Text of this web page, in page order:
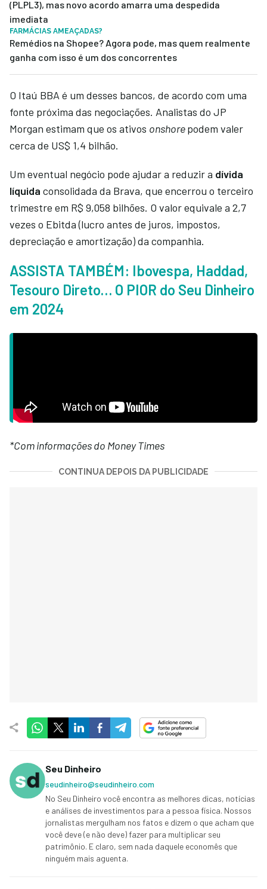
(PLPL3), mas novo acordo amarra uma despedida
imediata
FARMÁCIAS AMEAÇADAS?
Remédios na Shopee? Agora pode, mas quem realmente
ganha com isso é um dos concorrentes
O Itaú BBA é um desses bancos, de acordo com uma
fonte próxima das negociações. Analistas do JP
Morgan estimam que os ativos onshorepodem valer
cerca de US$ 1,4 bilhão.
Um eventual negócio pode ajudar a reduzir a dívida
líquida consolidada da Brava, que encerrou o terceiro
trimestre em R$ 9,058 bilhões. O valor equivale a 2,7
vezes o Ebitda (lucro antes de juros, impostos,
depreciação e amortização) da companhia.
ASSISTA TAMBÉM: Ibovespa, Haddad,
Tesouro Direto… O PIOR do Seu Dinheiro
em 2024
*Com informações do Money Times
CONTINUA DEPOIS DA PUBLICIDADE
Seu Dinheiro
seudinheiro@seudinheiro.com
No Seu Dinheiro você encontra as melhores dicas, notícias
e análises de investimentos para a pessoa física. Nossos
jornalistas mergulham nos fatos e dizem o que acham que
você deve (e não deve) fazer para multiplicar seu
patrimônio. E claro, sem nada daquele economês que
ninguém mais aguenta.